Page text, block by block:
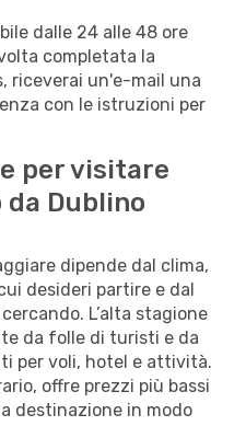
dalle 24 alle 48 ore
completata la
riceverai un'e-mail una
con le istruzioni per
per visitare
Dublino
dipende dal clima,
desideri partire e dal
L’alta stagione
da folle di turisti e da
per voli, hotel e attività.
offre prezzi più bassi
destinazione in modo